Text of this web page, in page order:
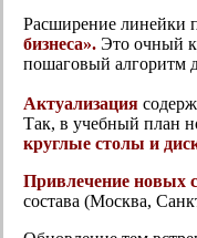
Расширение линейки
бизнеса». Это очный
пошаговый алгоритм
Актуализация
Так, в учебный план
круглые столы и
Привлечение новых
состава (Москва,